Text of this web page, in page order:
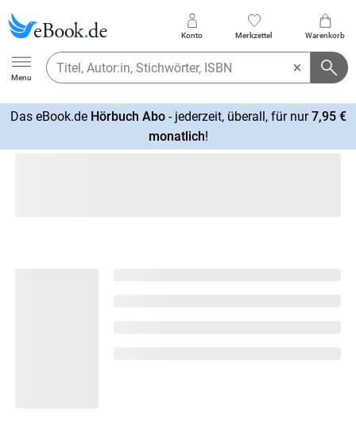
Ebook.de
Menu
Konto Merkzettel Warenkorb
Das eBook.de Hörbuch Abo- jederzeit, überall, für nur7,95 €
monatlich!